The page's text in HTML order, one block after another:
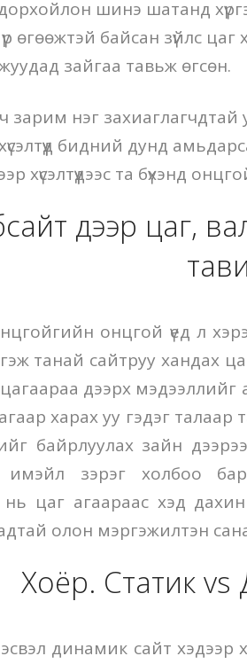
шинэ шатанд
өгөөжтэй байсан зүйлс
зайгаа тавьж өгсөн.
зарим нэг
бидний дунд
хүсэлтүүдээс та бүхэнд
дээр цаг,
онцгой үед л
танай сайтруу хандах
дээрх
харах уу гэдэг талаар
байрлуулах зайн
зэрэг холбоо
цаг агаараас хэд
олон мэргэжилтэн
Хоёр. Статик
динамик сайт хэдээр